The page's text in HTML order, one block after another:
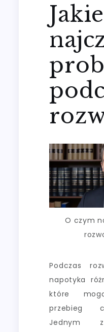
O czym
Podczas
napotyka
które
przebieg
Jednym z